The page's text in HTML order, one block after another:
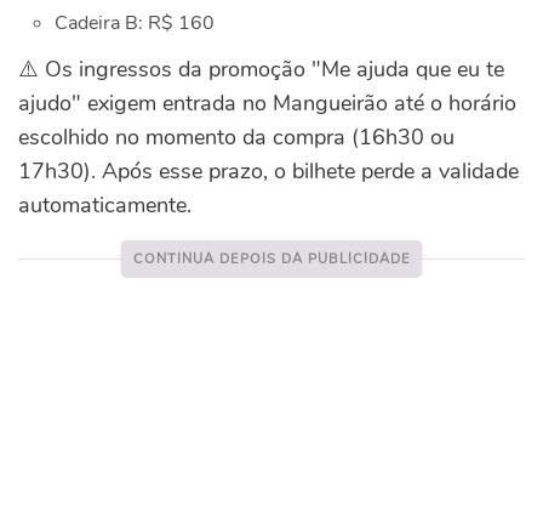
Cadeira B: R$ 160
⚠️ Os ingressos da promoção "Me ajuda que eu te
ajudo" exigem entrada no Mangueirão até o horário
escolhido no momento da compra (16h30 ou
17h30). Após esse prazo, o bilhete perde a validade
automaticamente.